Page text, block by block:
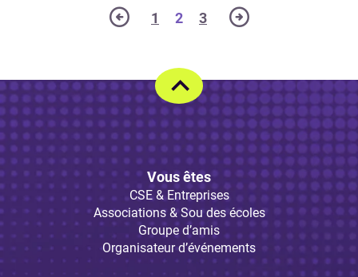
Page précédente
Page numéro
1 Page numéro
2 Page numéro
3 Page suivante
Vous êtes
CSE & Entreprises
Associations & Sou des écoles
Groupe d’amis
Organisateur d’événements